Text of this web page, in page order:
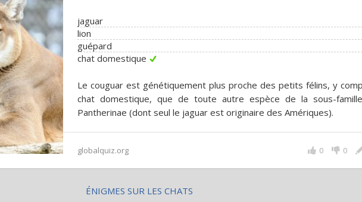
jaguar
lion
guépard
chat domestique
Le couguar est génétiquement plus proche des petits félins, y
chat domestique, que de toute autre espèce de la sous-
Pantherinae (dont seul le jaguar est originaire des Amériques).
globalquiz.org 0
0
ÉNIGMES SUR LES CHATS